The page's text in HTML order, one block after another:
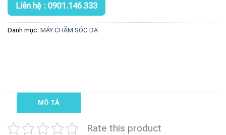
Liên hệ : 0901.146.333
Danh mục: MÁY CHĂM SÓC DA
MÔ TẢ
Rate this product